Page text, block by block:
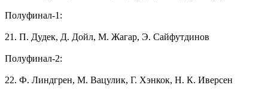
Полуфинал-1:
21. П. Дудек, Д. Дойл, М. Жагар, Э. Сайфутдинов
Полуфинал-2:
22. Ф. Линдгрен, М. Вацулик, Г. Хэнкок, Н. К. Иверсен